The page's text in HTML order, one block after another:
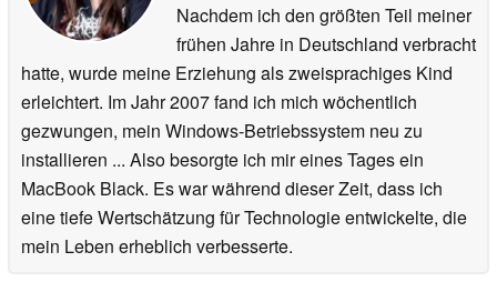
Nachdem ich den größten Teil meiner
frühen Jahre in Deutschland verbracht
hatte, wurde meine Erziehung als zweisprachiges Kind
erleichtert. Im Jahr 2007 fand ich mich wöchentlich
gezwungen, mein Windows-Betriebssystem neu zu
installieren ... Also besorgte ich mir eines Tages ein
MacBook Black. Es war während dieser Zeit, dass ich
eine tiefe Wertschätzung für Technologie entwickelte, die
mein Leben erheblich verbesserte.